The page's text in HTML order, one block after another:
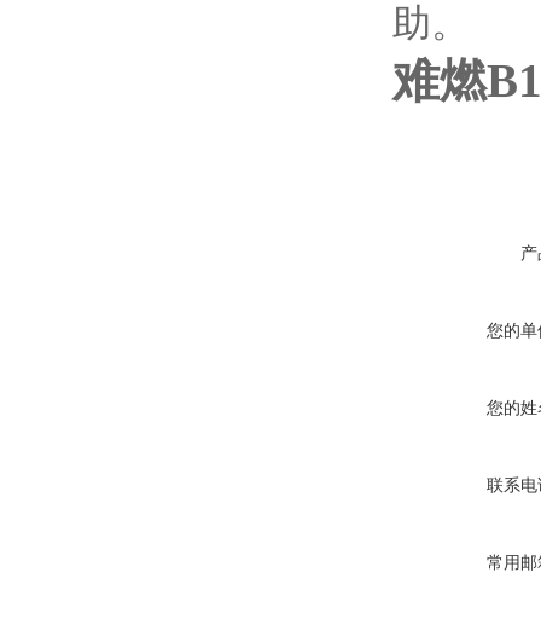
助。
难燃
您的单
您的姓
联系电
常用邮